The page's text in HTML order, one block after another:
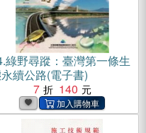
綠野尋蹤：臺灣第一條生
續公路(電子書)
7
140